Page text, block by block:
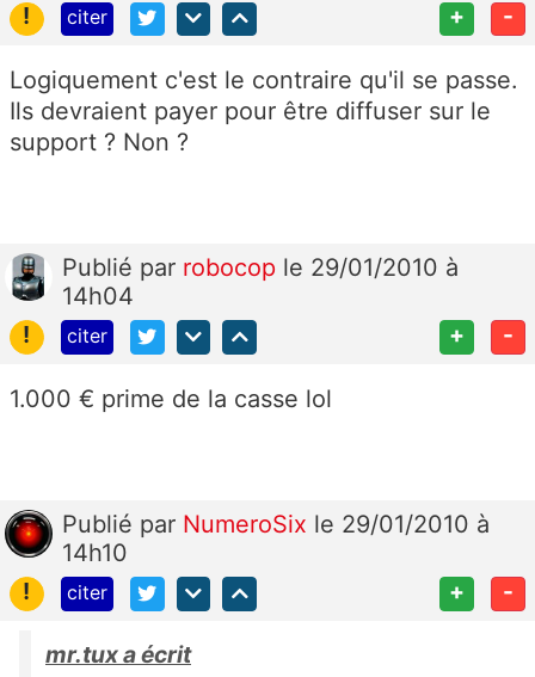
!
citer + -
Logiquement c'est le contraire qu'il se passe.
Ils devraient payer pour être diffuser sur le
support ? Non ?
Publié par robocop le 29/01/2010 à
14h04
!
citer + -
1.000 € prime de la casse lol
Publié par NumeroSix le 29/01/2010 à
14h10
!
citer + -
mr.tux a écrit